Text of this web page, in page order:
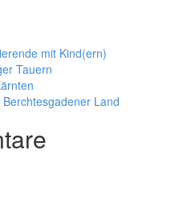
mit Kind(ern)
Tauern
Land